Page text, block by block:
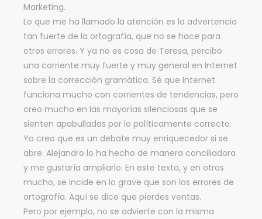
Marketing.
Lo que me ha llamado la atención es la advertencia
tan fuerte de la ortografía, que no se hace para
otros errores. Y ya no es cosa de Teresa, percibo
una corriente muy fuerte y muy general en Internet
sobre la corrección gramática. Sé que Internet
funciona mucho con corrientes de tendencias, pero
creo mucho en las mayorías silenciosas que se
sienten apabulladas por lo políticamente correcto.
Yo creo que es un debate muy enriquecedor si se
abre. Alejandro lo ha hecho de manera conciliadora
y me gustaría ampliarlo. En este texto, y en otros
mucho, se incide en lo grave que son los errores de
ortografía. Aquí se dice que pierdes ventas.
Pero por ejemplo, no se advierte con la misma